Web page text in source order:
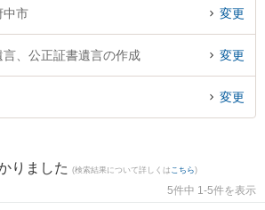
弁護士、府中ピース・ベル法律事務所の平山 諒弁護
の作成のトラブル解決の実績豊富な近くの弁護士を
で公正証書遺言の作成を法律相談できる府中市内
』などでお困りの相談者さんにおすすめです。
中市 変更
言、公正証書遺言の作成 変更
変更
りました (検索結果について詳しくは こちら)
5件中 1-5件を表示